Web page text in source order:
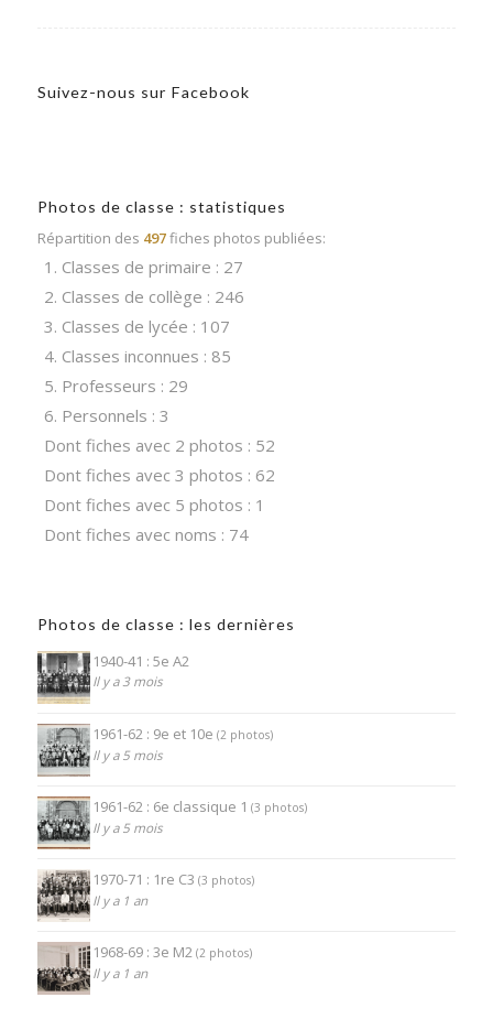
Suivez-nous sur Facebook
Photos de classe : statistiques
Répartition des 497fiches photos publiées:
1. Classes de primaire : 27
2. Classes de collège : 246
3. Classes de lycée : 107
4. Classes inconnues : 85
5. Professeurs : 29
6. Personnels : 3
Dont fiches avec 2 photos : 52
Dont fiches avec 3 photos : 62
Dont fiches avec 5 photos : 1
Dont fiches avec noms : 74
Photos de classe : les dernières
1940-41 : 5e A2
Il y a 3 mois
1961-62 : 9e et 10e (2 photos)
Il y a 5 mois
1961-62 : 6e classique 1 (3 photos)
Il y a 5 mois
1970-71 : 1re C3 (3 photos)
Il y a 1 an
1968-69 : 3e M2 (2 photos)
Il y a 1 an